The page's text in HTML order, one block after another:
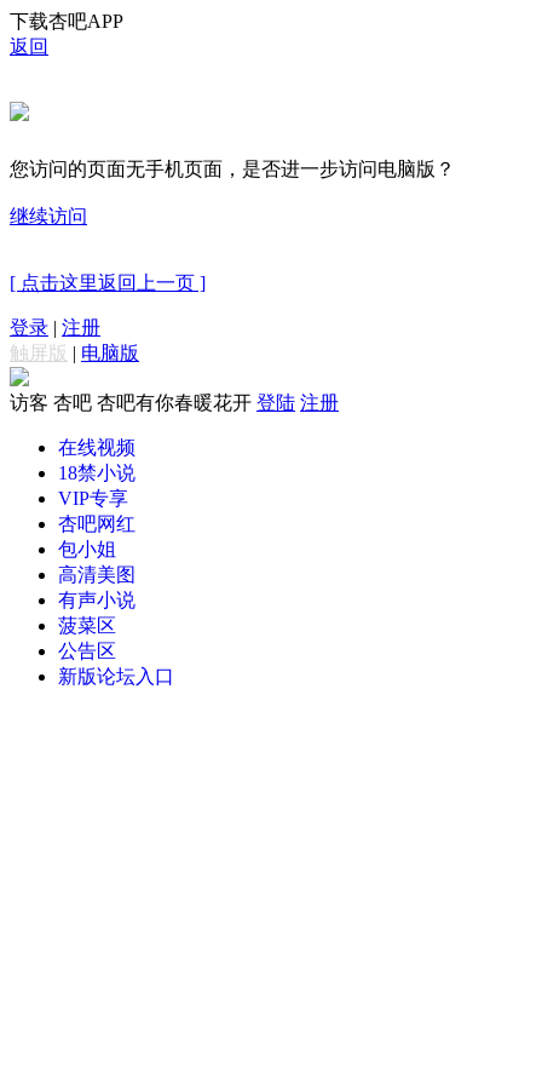
下载杏吧APP
返回
您访问的页面无手机页面，是否进一步访问电脑版？
继续访问
[ 点击这里返回上一页 ]
登录 | 注册
触屏版 | 电脑版
访客 杏吧 杏吧有你春暖花开 登陆 注册
在线视频
18禁小说
VIP专享
杏吧网红
包小姐
高清美图
有声小说
菠菜区
公告区
新版论坛入口